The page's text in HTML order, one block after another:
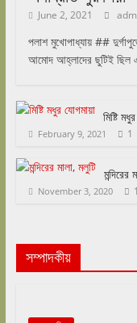
June 2, 2021
পলাশ মুখোপাধ্যায় ##
আমোদ আহ্লাদের ছুটিই ছিল
মিষ্টি
February 9, 2021 1
মন্দিরের
November 3, 2020 1
সম্পাদকীয়